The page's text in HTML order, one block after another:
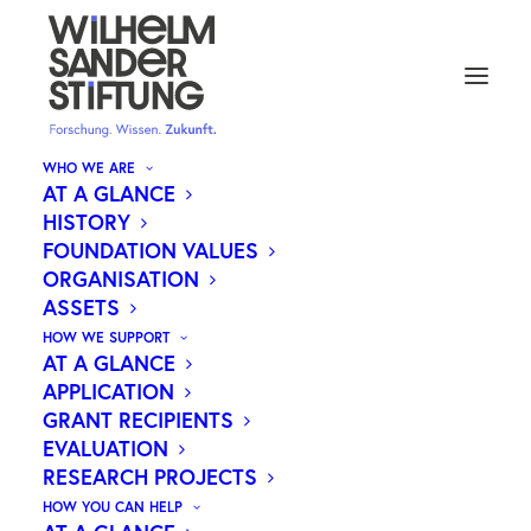
WHO WE ARE
AT A GLANCE
HISTORY
FOUNDATION VALUES
ORGANISATION
ASSETS
HOW WE SUPPORT
AT A GLANCE
APPLICATION
GRANT RECIPIENTS
EVALUATION
RESEARCH PROJECTS
HOW YOU CAN HELP
NEUE IMPULSE FÜR
KREBSTHERAPIEN: WILHELM
SANDER-STIFTUNG FÖRDERT
FORSCHUNGSPROJEKTE MIT
1,3 MILLIONEN EURO